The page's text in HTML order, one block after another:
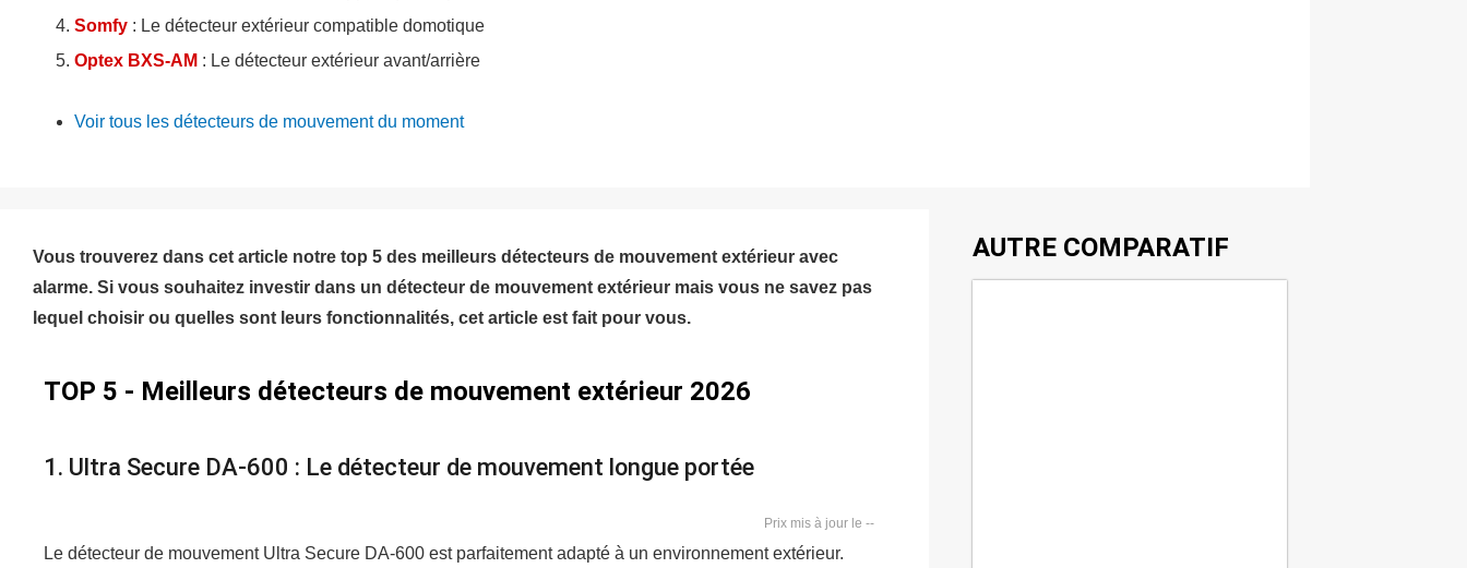
Somfy : Le détecteur extérieur compatible domotique
Optex BXS-AM : Le détecteur extérieur avant/arrière
Voir tous les détecteurs de mouvement du moment
Vous trouverez dans cet article notre top 5 des meilleurs détecteurs de mouvement extérieur avec
alarme. Si vous souhaitez investir dans un détecteur de mouvement extérieur mais vous ne savez pas
lequel choisir ou quelles sont leurs fonctionnalités, cet article est fait pour vous.
TOP 5 - Meilleurs détecteurs de mouvement extérieur 2026
1. Ultra Secure DA-600 : Le détecteur de mouvement longue portée
--
Le détecteur de mouvement Ultra Secure DA-600 est parfaitement adapté à un environnement extérieur.
AUTRE COMPARATIF